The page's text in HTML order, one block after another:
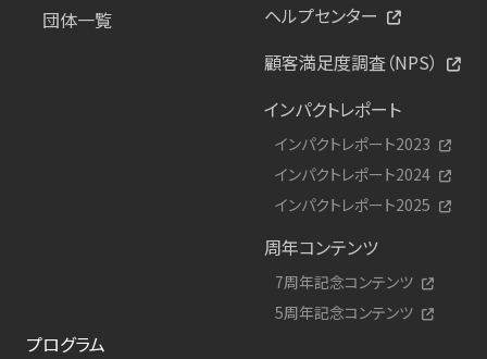
団体一覧
ヘルプセンター
顧客満足度調査（NPS）
インパクトレポート
インパクトレポート2023
インパクトレポート2024
インパクトレポート2025
周年コンテンツ
7周年記念コンテンツ
5周年記念コンテンツ
プログラム